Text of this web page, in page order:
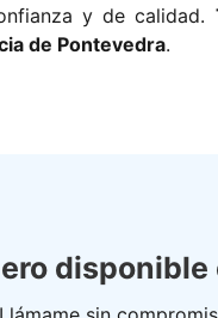
y de calidad.
de Pontevedra.
disponible